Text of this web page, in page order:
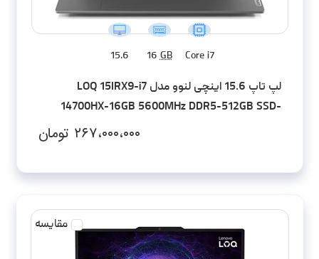
Core i7
16 GB
15.6
لپ تاپ 15.6 اینچی لنوو مدل LOQ 15IRX9-i7
14700HX-16GB 5600MHz DDR5-512GB SSD-
۲۶۷،۰۰۰،۰۰۰ تومان
مقایسه